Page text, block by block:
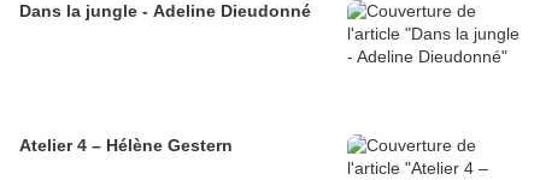
Dans la jungle - Adeline Dieudonné
Atelier 4 – Hélène Gestern